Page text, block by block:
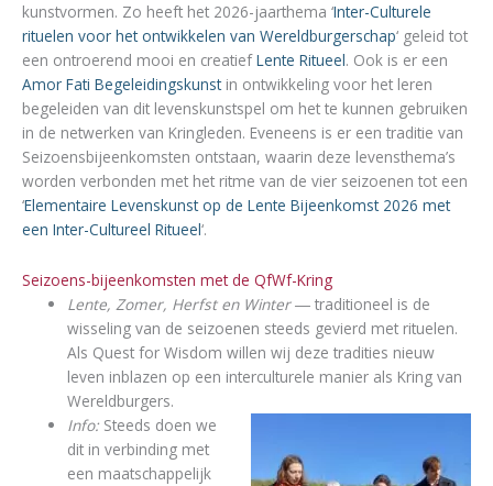
kunstvormen. Zo heeft het 2026-jaarthema ‘Inter-Culturele
rituelen voor het ontwikkelen van Wereldburgerschap‘ geleid tot
een ontroerend mooi en creatiefLente Ritueel. Ook is er een
Amor Fati Begeleidingskunstin ontwikkeling voor het leren
begeleiden van dit levenskunstspel om het te kunnen gebruiken
in de netwerken van Kringleden. Eveneens is er een traditie van
Seizoensbijeenkomsten ontstaan, waarin deze levensthema’s
worden verbonden met het ritme van de vier seizoenen tot een
‘Elementaire Levenskunst op de Lente Bijeenkomst 2026 met
een Inter-Cultureel Ritueel‘.
Seizoens-bijeenkomsten met de QfWf-Kring
Lente, Zomer, Herfst en Winter ― traditioneel is de
wisseling van de seizoenen steeds gevierd met rituelen.
Als Quest for Wisdom willen wij deze tradities nieuw
leven inblazen op een interculturele manier als Kring van
Wereldburgers.
Info: Steeds doen we
dit in verbinding met
een maatschappelijk